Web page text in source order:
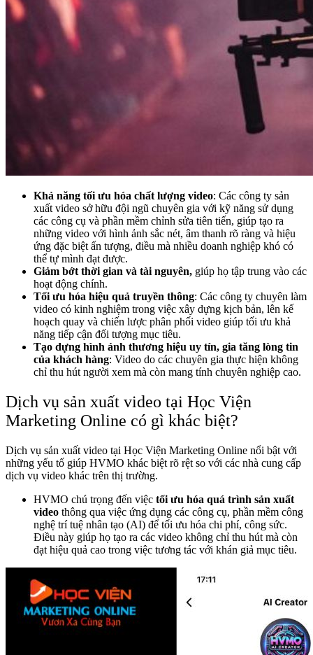
Khả năng tối ưu hóa chất lượng video: Các công ty sản
xuất video sở hữu đội ngũ chuyên gia với kỹ năng sử dụng
các công cụ và phần mềm chỉnh sửa tiên tiến, giúp tạo ra
những video với hình ảnh sắc nét, âm thanh rõ ràng và hiệu
ứng đặc biệt ấn tượng, điều mà nhiều doanh nghiệp khó có
thể tự mình đạt được.
Giảm bớt thời gian và tài nguyên, giúp họ tập trung vào các
hoạt động chính.
Tối ưu hóa hiệu quả truyền thông: Các công ty chuyên làm
video có kinh nghiệm trong việc xây dựng kịch bản, lên kế
hoạch quay và chiến lược phân phối video giúp tối ưu khả
năng tiếp cận đối tượng mục tiêu.
Tạo dựng hình ảnh thương hiệu uy tín, gia tăng lòng tin
của khách hàng: Video do các chuyên gia thực hiện không
chỉ thu hút người xem mà còn mang tính chuyên nghiệp cao.
Dịch vụ sản xuất video tại Học Viện
Marketing Online có gì khác biệt?
Dịch vụ sản xuất video tại Học Viện Marketing Online nổi bật với
những yếu tố giúp HVMO khác biệt rõ rệt so với các nhà cung cấp
dịch vụ video khác trên thị trường.
HVMO chú trọng đến việc tối ưu hóa quá trình sản xuất
video thông qua việc ứng dụng các công cụ, phần mềm công
nghệ trí tuệ nhân tạo (AI) để tối ưu hóa chi phí, công sức.
Điều này giúp họ tạo ra các video không chỉ thu hút mà còn
đạt hiệu quả cao trong việc tương tác với khán giả mục tiêu.